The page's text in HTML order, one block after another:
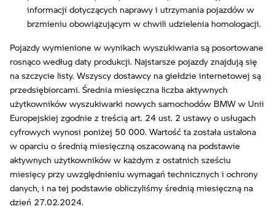
informacji dotyczących naprawy i utrzymania pojazdów w
brzmieniu obowiązującym w chwili udzielenia homologacji.
Pojazdy wymienione w wynikach wyszukiwania są posortowane
rosnąco według daty produkcji. Najstarsze pojazdy znajdują się
na szczycie listy. Wszyscy dostawcy na giełdzie internetowej są
przedsiębiorcami. Średnia miesięczna liczba aktywnych
użytkowników wyszukiwarki nowych samochodów BMW w Unii
Europejskiej zgodnie z treścią art. 24 ust. 2 ustawy o usługach
cyfrowych wynosi poniżej 50 000. Wartość ta została ustalona
w oparciu o średnią miesięczną oszacowaną na podstawie
aktywnych użytkowników w każdym z ostatnich sześciu
miesięcy przy uwzględnieniu wymagań technicznych i ochrony
danych, i na tej podstawie obliczyliśmy średnią miesięczną na
dzień 27.02.2024.